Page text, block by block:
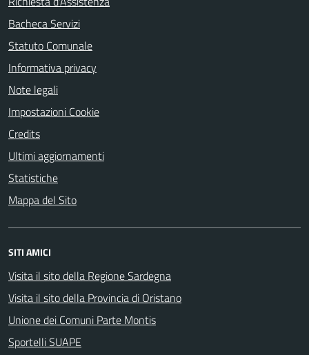
Bacheca Servizi
Statuto Comunale
Informativa privacy
Note legali
Impostazioni Cookie
Credits
Ultimi aggiornamenti
Statistiche
Mappa del Sito
SITI AMICI
Visita il sito della Regione Sardegna
Visita il sito della Provincia di Oristano
Unione dei Comuni Parte Montis
Sportelli SUAPE